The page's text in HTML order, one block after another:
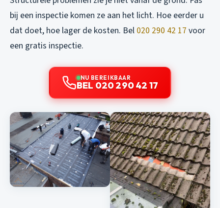
bij een inspectie komen ze aan het licht. Hoe eerder u
dat doet, hoe lager de kosten. Bel 020 290 42 17 voor
een gratis inspectie.
NU BEREIKBAAR
BEL 020 290 42 17